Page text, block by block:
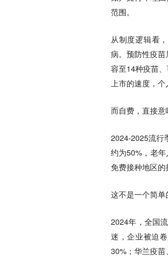
范围。
从制度逻辑看
病。预防性疫
容至14种疫苗
上市的速度，个
而自费，直接意
2024-2025流行
约为50%，老
免费接种地区的
这不是一个简单
2024年，全国
迷，企业被迫
30%；华兰疫